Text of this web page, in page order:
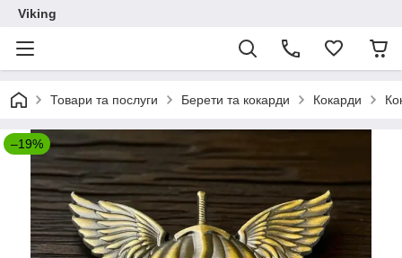
Viking
Товари та послуги Берети та кокарди Кокарди
–19%